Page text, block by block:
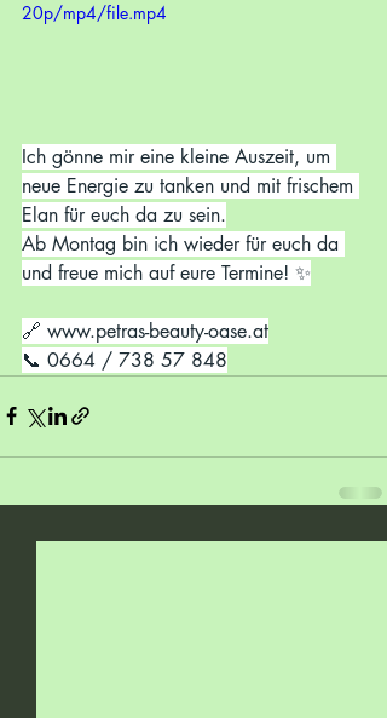
20p/mp4/file.mp4
Ich gönne mir eine kleine Auszeit, um
neue Energie zu tanken und mit frischem
Elan für euch da zu sein.
Ab Montag bin ich wieder für euch da
und freue mich auf eure Termine! ✨
🔗 www.petras-beauty-oase.at
📞 0664 / 738 57 848